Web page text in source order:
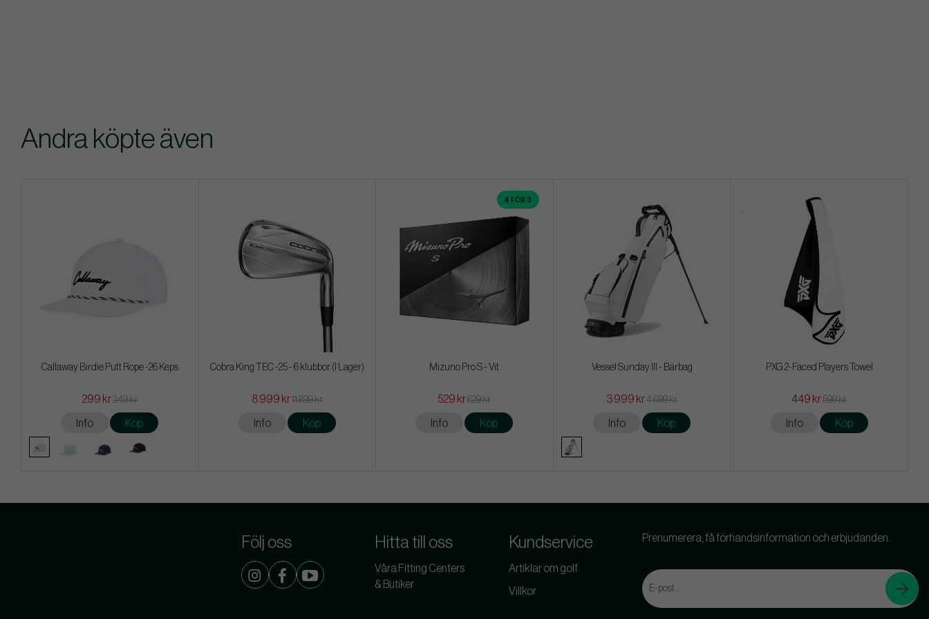
Andra köpte även
Callaway Birdie Putt Rope -26 Keps
299 kr349 kr
Info Köp
Cobra King TEC -25 - 6 klubbor (I Lager)
8 999 kr11 899 kr
Info Köp
4 FÖR 3
Mizuno Pro S - Vit
529 kr629 kr
Info Köp
Vessel Sunday III - Bärbag
3 999 kr4 699 kr
Info Köp
PXG 2-Faced Players Towel
449 kr599 kr
Info Köp
Följ oss Hitta till oss
Våra Fitting Centers
& Butiker
Kundservice
Artiklar om golf
Villkor
Prenumerera, få förhandsinformation och erbjudanden.